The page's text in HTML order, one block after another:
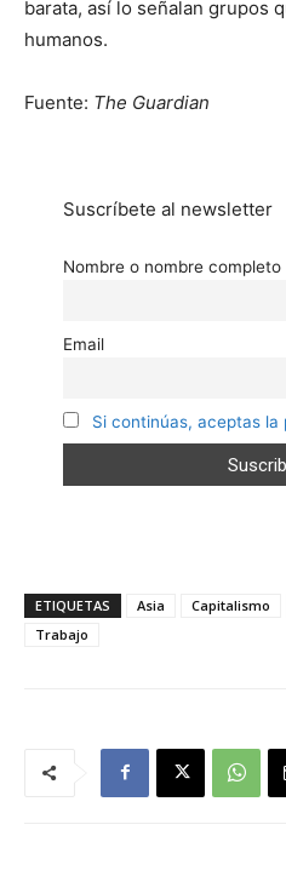
barata, así lo señalan grupos
humanos.
Fuente: The Guardian
Suscríbete al newsletter
Nombre o nombre completo
Email
Si continúas, aceptas
ETIQUETAS Asia Capitalismo
Trabajo